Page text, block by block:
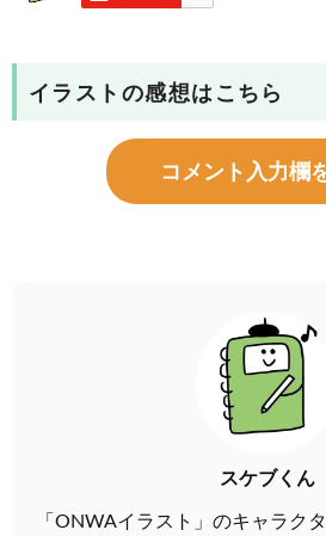
イラストの感想はこちら
コメント入力欄
スケブくん
「ONWAイラスト」のキャラク